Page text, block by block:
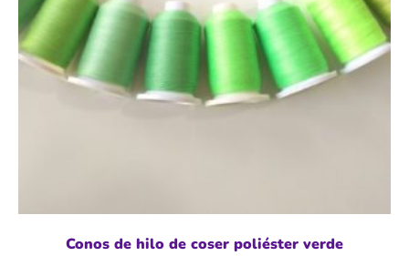
Conos de hilo de coser poliéster verde